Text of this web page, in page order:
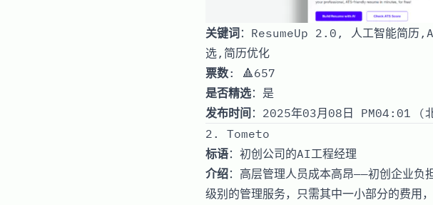
关键词：ResumeUp 2.0, 人工智能简历
选,简历优化
票数: 🔺657
是否精选：是
发布时间 ：2025年03月08日 PM04:01 (
2. Tometo
标语：初创公司的AI工程经理
介绍：高层管理人员成本高昂——初创企业负
级别的管理服务，只需其中一小部分的费用